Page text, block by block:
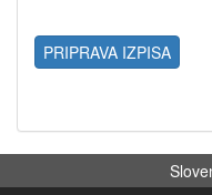
PRIPRAVA IZPISA